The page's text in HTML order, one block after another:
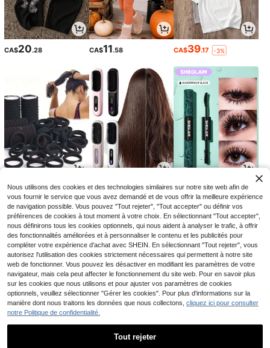
CA$20.28 CA$11.58 CA$39.17 -3%
CA$1 .50 CA$14.63 -5% CA$7.59 -34%
Nous utilisons des cookies et des technologies similaires sur notre site web afin de
vous fournir le service que vous avez demandé et de vous offrir la meilleure expérience
de navigation possible. Vous pouvez "Tout rejeter", "Tout accepter" ou définir vos
préférences de cookies à tout moment à votre choix. En sélectionnant "Tout accepter",
nous définirons tous les cookies optionnels, qui nous aident à analyser le trafic, à offrir
des fonctionnalités améliorées et à personnaliser le contenu et les publicités pour
compléter votre expérience d'achat avec SHEIN. En sélectionnant "Tout rejeter", vous
autorisez l'utilisation des cookies strictement nécessaires qui permettent à notre site
web de fonctionner. Vous pouvez les désactiver en modifiant les paramètres de votre
navigateur, mais cela peut affecter le fonctionnement du site web. Pour en savoir plus
sur les cookies que nous utilisons et pour ajuster vos paramètres de cookies
optionnels, veuillez sélectionner "Gérer les cookies". Pour plus d'informations sur la
manière dont nous traitons les données que nous collectons, cliquez ici pour consulter
notre Politique de confidentialité.
Tout rejeter